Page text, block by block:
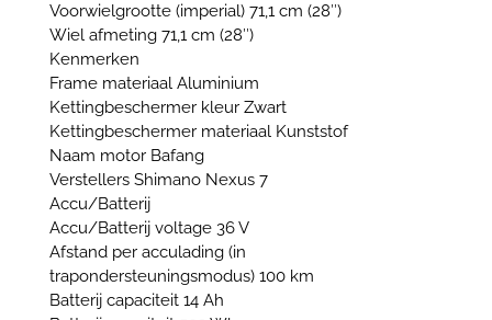
Voorwielgrootte (imperial) 71,1 cm (28″)
Wiel afmeting 71,1 cm (28″)
Kenmerken
Frame materiaal Aluminium
Kettingbeschermer kleur Zwart
Kettingbeschermer materiaal Kunststof
Naam motor Bafang
Verstellers Shimano Nexus 7
Accu/Batterij
Accu/Batterij voltage 36 V
Afstand per acculading (in
trapondersteuningsmodus) 100 km
Batterij capaciteit 14 Ah